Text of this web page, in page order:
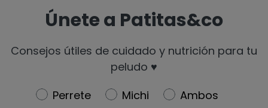
Únete a Patitas&co
Consejos útiles de cuidado y nutrición para tu
peludo ♥️
Newsletter
Perrete Michi
Ambos